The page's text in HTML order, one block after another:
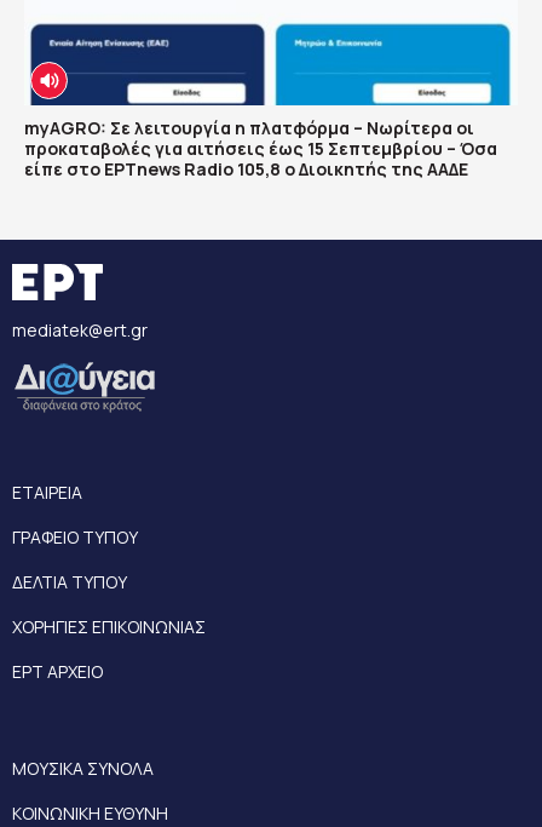
myAGRO: Σε λειτουργία η πλατφόρμα – Νωρίτερα οι
προκαταβολές για αιτήσεις έως 15 Σεπτεμβρίου – Όσα
είπε στο ΕΡΤnews Radio 105,8 ο Διοικητής της ΑΑΔΕ
mediatek@ert.gr
ΕΤΑΙΡΕΙΑ
ΓΡΑΦΕΙΟ ΤΥΠΟΥ
ΔΕΛΤΙΑ ΤΥΠΟΥ
ΧΟΡΗΓΙΕΣ ΕΠΙΚΟΙΝΩΝΙΑΣ
ΕΡΤ ΑΡΧΕΙΟ
ΜΟΥΣΙΚΑ ΣΥΝΟΛΑ
ΚΟΙΝΩΝΙΚΗ ΕΥΘΥΝΗ